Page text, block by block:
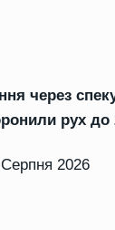
через
рух до
2026